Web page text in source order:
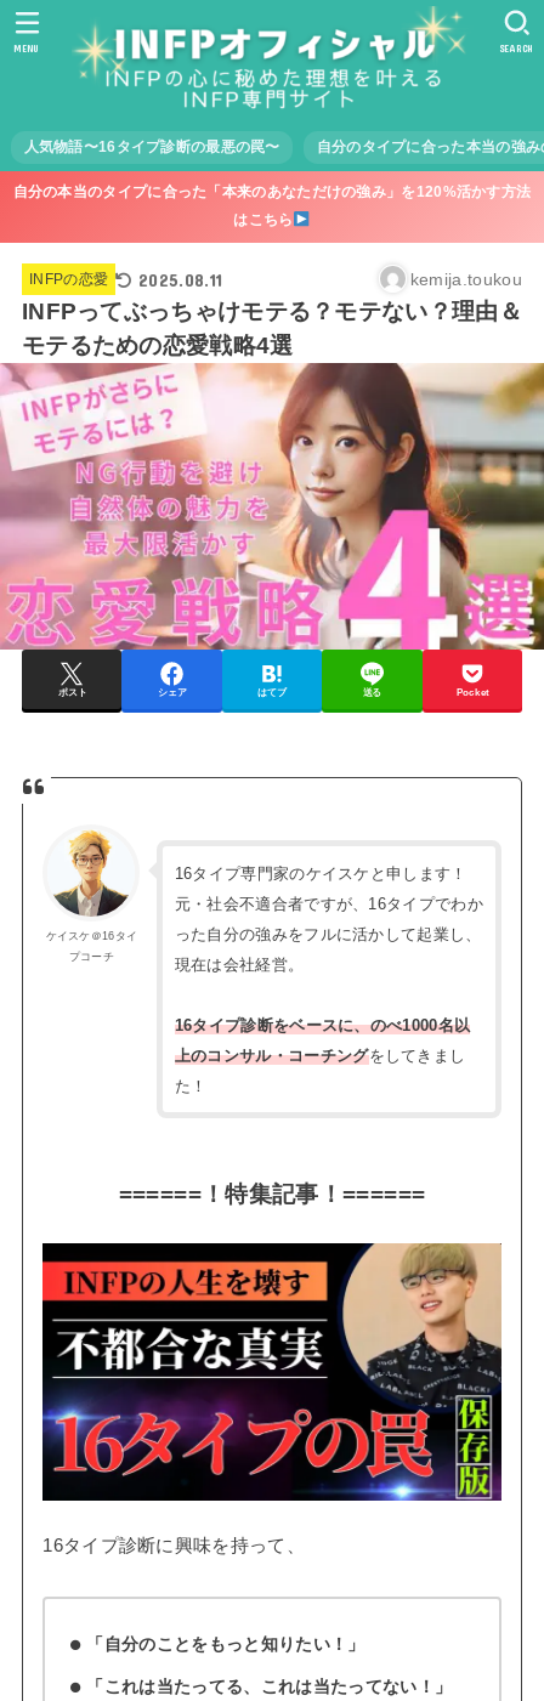
人気物語〜16タイプ診断の最悪の罠〜 自分のタイプに合った本当の強
SEARCH
MENU
自分の本当のタイプに合った「本来のあなただけの強み」を120%活かす方法
はこちら
INFPの恋愛 2025.08.11 kemija.toukou
INFPってぶっちゃけモテる？モテない？理由＆
モテるための恋愛戦略4選
ポスト シェア はてブ 送る Pocket
ケイスケ＠16タイ
プコーチ
16タイプ専門家のケイスケと申します！
元・社会不適合者ですが、16タイプでわか
った自分の強みをフルに活かして起業し、
現在は会社経営。
16タイプ診断をベースに、のべ1000名以
上のコンサル・コーチングをしてきまし
た！
======！特集記事！======
16タイプ診断に興味を持って、
「自分のことをもっと知りたい！」
「これは当たってる、これは当たってない！」